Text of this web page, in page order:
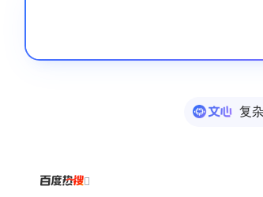
复
